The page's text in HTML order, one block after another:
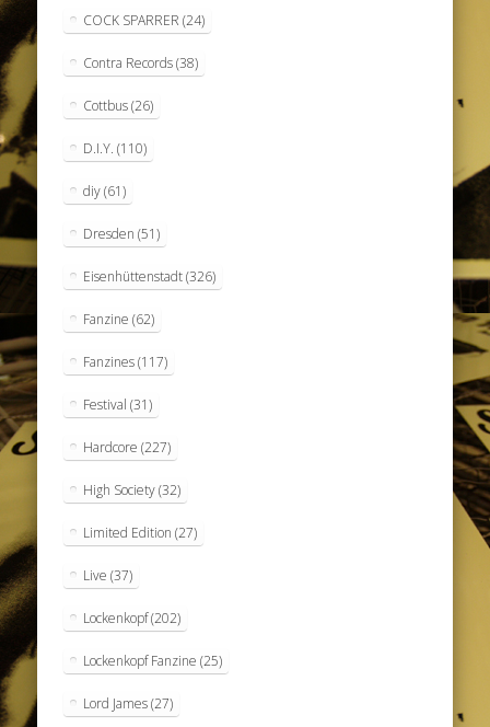
COCK SPARRER (24)
Contra Records(38)
Cottbus(26)
D.I.Y. (110)
diy(61)
Dresden (51)
Eisenhüttenstadt(326)
Fanzine (62)
Fanzines(117)
Festival (31)
Hardcore (227)
High Society(32)
Limited Edition (27)
Live (37)
Lockenkopf(202)
Lockenkopf Fanzine (25)
Lord James(27)